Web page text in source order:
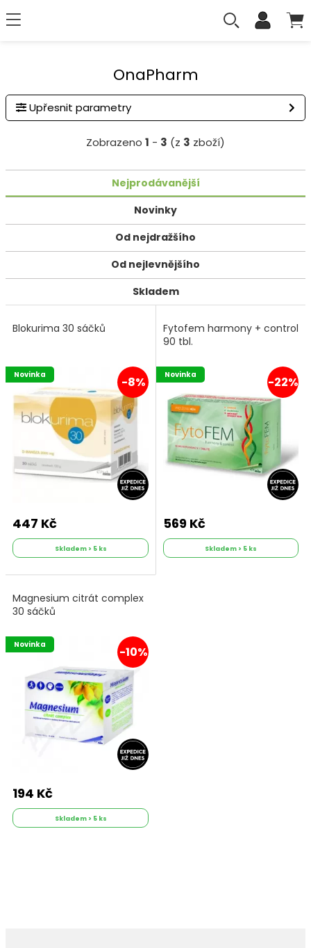
OnaPharm
Upřesnit parametry
Zobrazeno 1 - 3 (z 3 zboží)
Nejprodávanější
Novinky
Od nejdražšího
Od nejlevnějšího
Skladem
Blokurima 30 sáčků
-8%
Novinka
447 Kč
Skladem > 5 ks
Fytofem harmony + control
90 tbl.
-22%
Novinka
569 Kč
Skladem > 5 ks
Magnesium citrát complex
30 sáčků
-10%
Novinka
194 Kč
Skladem > 5 ks